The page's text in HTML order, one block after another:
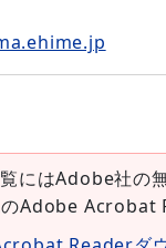
にはAdobe社の
Adobe Acrobat